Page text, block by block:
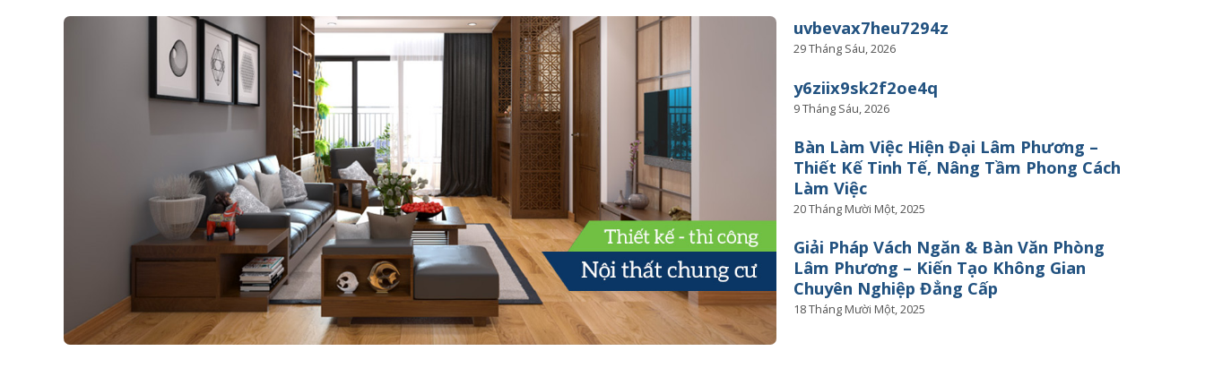
uvbevax7heu7294z
29 Tháng Sáu, 2026
y6ziix9sk2f2oe4q
9 Tháng Sáu, 2026
Bàn Làm Việc Hiện Đại Lâm Phương –
Thiết Kế Tinh Tế, Nâng Tầm Phong Cách
Làm Việc
20 Tháng Mười Một, 2025
Giải Pháp Vách Ngăn & Bàn Văn Phòng
Lâm Phương – Kiến Tạo Không Gian
Chuyên Nghiệp Đẳng Cấp
18 Tháng Mười Một, 2025